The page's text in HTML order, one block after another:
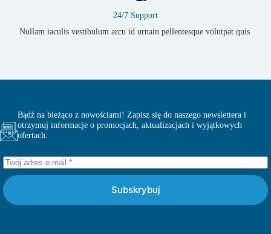
24/7 Support
Nullam iaculis vestibulum arcu id urnain pellentesque volutpat quis.
Bądź na bieżąco z nowościami! Zapisz się do naszego newslettera i
otrzymuj informacje o promocjach, aktualizacjach i wyjątkowych
ofertach.
Subskrybuj